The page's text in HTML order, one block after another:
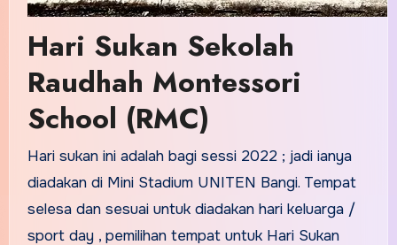
Hari Sukan Sekolah
Raudhah Montessori
School (RMC)
Hari sukan ini adalah bagi sessi 2022 ; jadi ianya
diadakan di Mini Stadium UNITEN Bangi. Tempat
selesa dan sesuai untuk diadakan hari keluarga /
sport day , pemilihan tempat untuk Hari Sukan